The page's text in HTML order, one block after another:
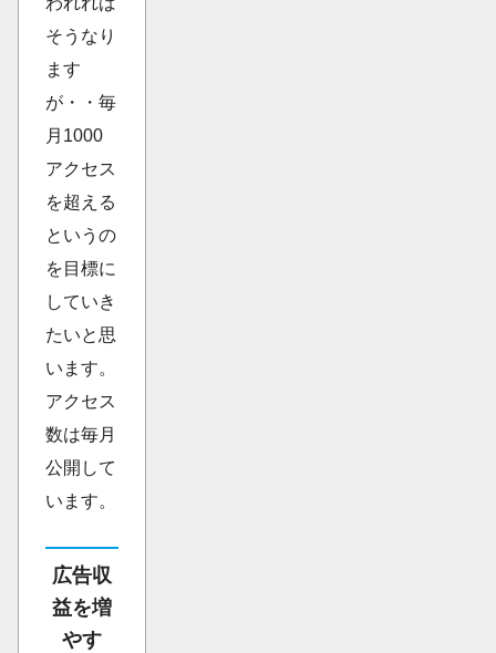
そうなり
ます
が・・毎
月1000
アクセス
を超える
というの
を目標に
していき
たいと思
います。
アクセス
数は毎月
公開して
います。
広告収
益を増
やす